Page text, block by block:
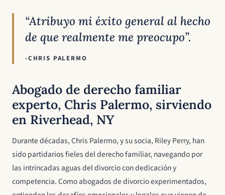
“Atribuyo mi éxito general al hecho
de que realmente me preocupo”.
-CHRIS PALERMO
Abogado de derecho familiar
experto, Chris Palermo, sirviendo
en Riverhead, NY
Durante décadas, Chris Palermo, y su socia, Riley Perry, han
sido partidarios fieles del derecho familiar, navegando por
las intrincadas aguas del divorcio con dedicación y
competencia. Como abogados de divorcio experimentados,